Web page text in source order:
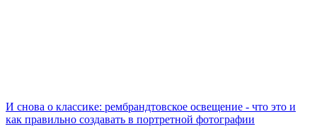
И снова о классике: рембрандтовское освещение - что это и
как правильно создавать в портретной фотографии